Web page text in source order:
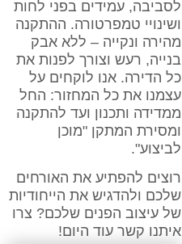
לסביבה, עמידים בפני לחות
ושינויי טמפרטורה. ההתקנה
מהירה ונקייה – ללא אבק
בנייה, רעש וצורך לפנות את
כל הדירה. אנו לוקחים על
עצמנו את כל המחזור: החל
ממדידה ותכנון ועד להתקנה
ומסירת המתקן "מוכן
לביצוע".
רוצים להפתיע את האורחים
שלכם ולהדגיש את הייחודיות
של עיצוב הפנים שלכם? צרו
איתנו קשר עוד היום!